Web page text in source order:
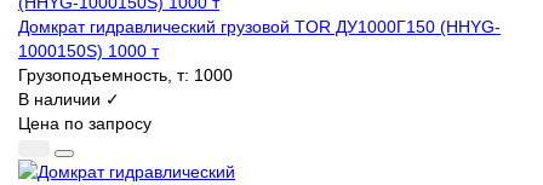
Домкрат гидравлический грузовой TOR ДУ1000Г150 (HHYG-
1000150S) 1000 т
Грузоподъемность, т: 1000
В наличии ✓
Цена по запросу